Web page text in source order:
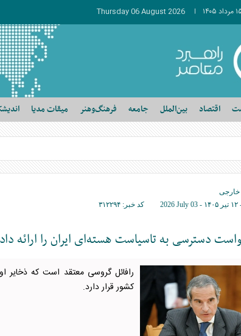
Thursday 06 August 2026
اقتصاد بین‌الملل جامعه فرهنگ‌وهنر میقات مدیا
2026 July 03 کد خبر: ۳۱۲۲۹۴
دسترسی به تاسیاست هسته‌ای ایران را ارائه
رافائل گروسی معتقد است که ذخایر
کشور قرار دارد.